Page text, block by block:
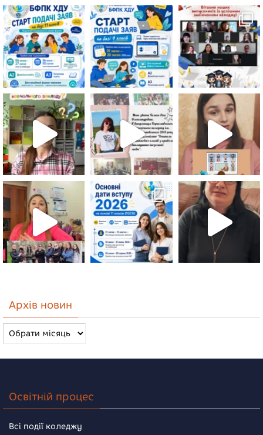
Архів новин
Архів
новин
Освітній процес
Всі події коледжу